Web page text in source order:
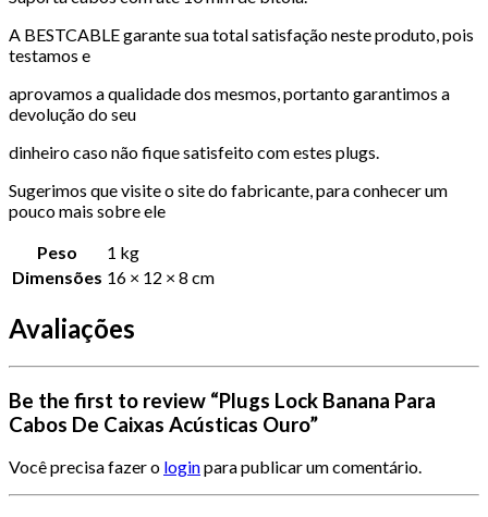
A BESTCABLE garante sua total satisfação neste produto, pois
testamos e
aprovamos a qualidade dos mesmos, portanto garantimos a
devolução do seu
dinheiro caso não fique satisfeito com estes plugs.
Sugerimos que visite o site do fabricante, para conhecer um
pouco mais sobre ele
Peso
1 kg
Dimensões 16 × 12 × 8 cm
Avaliações
Be the first to review “Plugs Lock Banana Para
Cabos De Caixas Acústicas Ouro”
Você precisa fazer o loginpara publicar um comentário.